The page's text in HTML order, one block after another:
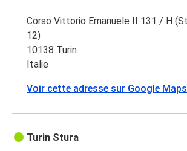
Corso Vittorio Emanuele II 131 / H
12)
10138 Turin
Italie
Voir cette adresse sur Google Maps
Turin Stura